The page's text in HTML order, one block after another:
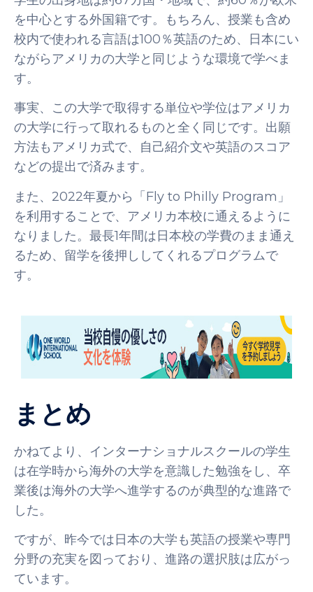
を中心とする外国籍です。もちろん、授業も含め
校内で使われる言語は100％英語のため、日本にい
ながらアメリカの大学と同じような環境で学べま
す。
事実、この大学で取得する単位や学位はアメリカ
の大学に行って取れるものと全く同じです。出願
方法もアメリカ式で、自己紹介文や英語のスコア
などの提出で済みます。
また、2022年夏から「Fly to Philly Program」
を利用することで、アメリカ本校に通えるように
なりました。最長1年間は日本校の学費のまま通え
るため、留学を後押ししてくれるプログラムで
す。
まとめ
かねてより、インターナショナルスクールの学生
は在学時から海外の大学を意識した勉強をし、卒
業後は海外の大学へ進学するのが典型的な進路で
した。
ですが、昨今では日本の大学も英語の授業や専門
分野の充実を図っており、進路の選択肢は広がっ
ています。